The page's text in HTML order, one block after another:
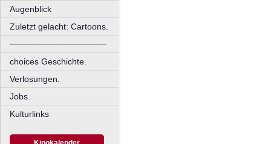
Augenblick
Zuletzt gelacht: Cartoons.
––––––––––––––––––––
choices Geschichte.
Verlosungen.
Jobs.
Kulturlinks